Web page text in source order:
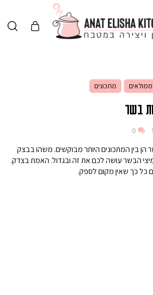
ממולאים מתכונים
בשר
0
הן בין המתכונים היותר מבוקשים. משהו בבצק
הבשר עושה לכם את זה ובגדול. האמת בצדק.
כל כך שאין מקום לספק.